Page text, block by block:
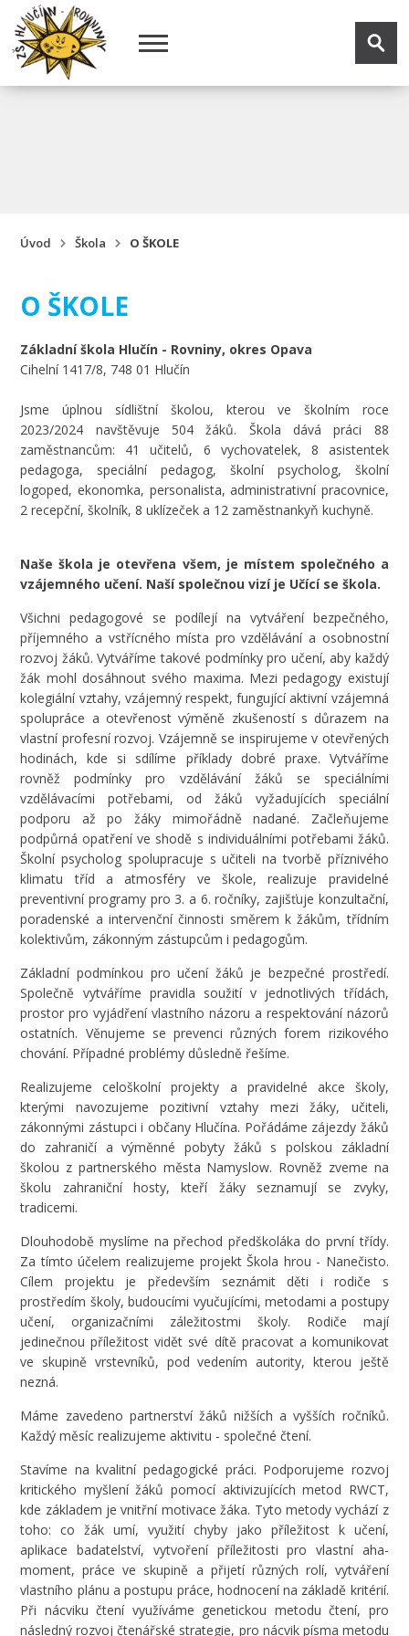
Úvod Škola O ŠKOLE
O ŠKOLE
Základní škola Hlučín - Rovniny, okres Opava
Cihelní 1417/8, 748 01 Hlučín
Jsme úplnou sídlištní školou, kterou ve školním roce
2023/2024 navštěvuje 504 žáků. Škola dává práci 88
zaměstnancům: 41 učitelů, 6 vychovatelek, 8 asistentek
pedagoga, speciální pedagog, školní psycholog, školní
logoped, ekonomka, personalista, administrativní pracovnice,
2 recepční, školník, 8 uklízeček a 12 zaměstnankyň kuchyně.
Naše škola je otevřena všem, je místem společného a
vzájemného učení. Naší společnou vizí je Učící se škola.
Všichni pedagogové se podílejí na vytváření bezpečného,
příjemného a vstřícného místa pro vzdělávání a osobnostní
rozvoj žáků. Vytváříme takové podmínky pro učení, aby každý
žák mohl dosáhnout svého maxima. Mezi pedagogy existují
kolegiální vztahy, vzájemný respekt, fungující aktivní vzájemná
spolupráce a otevřenost výměně zkušeností s důrazem na
vlastní profesní rozvoj. Vzájemně se inspirujeme v otevřených
hodinách, kde si sdílíme příklady dobré praxe. Vytváříme
rovněž podmínky pro vzdělávání žáků se speciálními
vzdělávacími potřebami, od žáků vyžadujících speciální
podporu až po žáky mimořádně nadané. Začleňujeme
podpůrná opatření ve shodě s individuálními potřebami žáků.
Školní psycholog spolupracuje s učiteli na tvorbě příznivého
klimatu tříd a atmosféry ve škole, realizuje pravidelné
preventivní programy pro 3. a 6. ročníky, zajišťuje konzultační,
poradenské a intervenční činnosti směrem k žákům, třídním
kolektivům, zákonným zástupcům i pedagogům.
Základní podmínkou pro učení žáků je bezpečné prostředí.
Společně vytváříme pravidla soužití v jednotlivých třídách,
prostor pro vyjádření vlastního názoru a respektování názorů
ostatních. Věnujeme se prevenci různých forem rizikového
chování. Případné problémy důsledně řešíme.
Realizujeme celoškolní projekty a pravidelné akce školy,
kterými navozujeme pozitivní vztahy mezi žáky, učiteli,
zákonnými zástupci i občany Hlučína. Pořádáme zájezdy žáků
do zahraničí a výměnné pobyty žáků s polskou základní
školou z partnerského města Namyslow. Rovněž zveme na
školu zahraniční hosty, kteří žáky seznamují se zvyky,
tradicemi.
Dlouhodobě myslíme na přechod předškoláka do první třídy.
Za tímto účelem realizujeme projekt Škola hrou - Nanečisto.
Cílem projektu je především seznámit děti i rodiče s
prostředím školy, budoucími vyučujícími, metodami a postupy
učení, organizačními záležitostmi školy. Rodiče mají
jedinečnou příležitost vidět své dítě pracovat a komunikovat
ve skupině vrstevníků, pod vedením autority, kterou ještě
nezná.
Máme zavedeno partnerství žáků nižších a vyšších ročníků.
Každý měsíc realizujeme aktivitu - společné čtení.
Stavíme na kvalitní pedagogické práci. Podporujeme rozvoj
kritického myšlení žáků pomocí aktivizujících metod RWCT,
kde základem je vnitřní motivace žáka. Tyto metody vychází z
toho: co žák umí, využití chyby jako příležitost k učení,
aplikace badatelství, vytvoření příležitosti pro vlastní aha-
moment, práce ve skupině a přijetí různých rolí, vytváření
vlastního plánu a postupu práce, hodnocení na základě kritérií.
Při nácviku čtení využíváme genetickou metodu čtení, pro
následný rozvoj čtenářské strategie, pro nácvik písma metodu